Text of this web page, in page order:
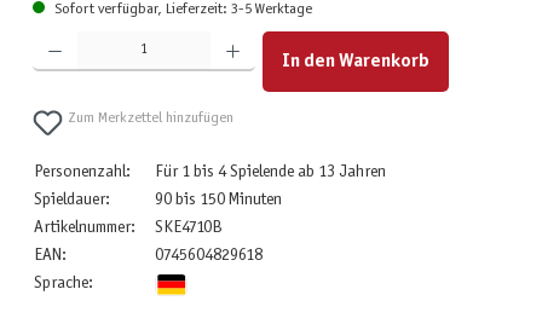
Sofort verfügbar, Lieferzeit: 3-5 Werktage
Produkt Anzahl: Gib den gewünschten Wert ein oder benutze die Schaltflächen um die Anzahl zu
In den Warenkorb
Zum Merkzettel hinzufügen
Personenzahl:
Für 1 bis 4 Spielende ab 13 Jahren
Spieldauer:
90 bis 150 Minuten
Artikelnummer:
SKE4710B
EAN:
0745604829618
Sprache: